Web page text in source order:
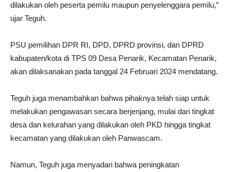
dilakukan oleh peserta pemilu maupun penyelenggara pemilu,”
ujar Teguh.
PSU pemilihan DPR RI, DPD, DPRD provinsi, dan DPRD
kabupaten/kota di TPS 09 Desa Penarik, Kecamatan Penarik,
akan dilaksanakan pada tanggal 24 Februari 2024 mendatang.
Teguh juga menambahkan bahwa pihaknya telah siap untuk
melakukan pengawasan secara berjenjang, mulai dari tingkat
desa dan kelurahan yang dilakukan oleh PKD hingga tingkat
kecamatan yang dilakukan oleh Panwascam.
Namun, Teguh juga menyadari bahwa peningkatan